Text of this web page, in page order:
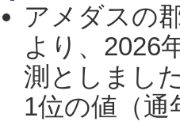
アメダスの
より、2026
測としまし
1位の値（通